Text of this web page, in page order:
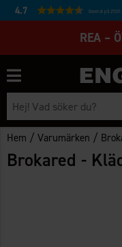
4.7 Baserat på 27231
REA –
Hem /Varumärken /
Brokared -